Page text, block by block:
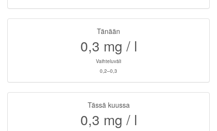
Tänään
0,3 mg / l
Vaihteluväli
0,2–0,3
Tässä kuussa
0,3 mg / l